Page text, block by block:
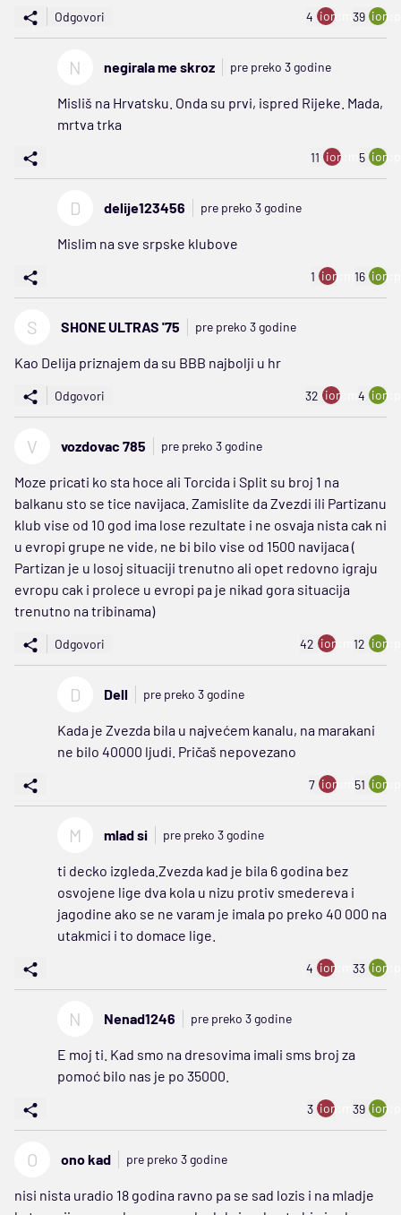
Odgovori 4 ion:minus
39
N negirala me skroz pre preko 3 godine
Misliš na Hrvatsku. Onda su prvi, ispred Rijeke. Mada,
mrtva trka
11 ion:minus
5
D delije123456 pre preko 3 godine
Mislim na sve srpske klubove
1 ion:minus
16
S SHONE ULTRAS '75 pre preko 3 godine
Kao Delija priznajem da su BBB najbolji u hr
Odgovori 32 ion:minus
4
V vozdovac 785 pre preko 3 godine
Moze pricati ko sta hoce ali Torcida i Split su broj 1 na
balkanu sto se tice navijaca. Zamislite da Zvezdi ili Partizanu
klub vise od 10 god ima lose rezultate i ne osvaja nista cak ni
u evropi grupe ne vide, ne bi bilo vise od 1500 navijaca (
Partizan je u losoj situaciji trenutno ali opet redovno igraju
evropu cak i prolece u evropi pa je nikad gora situacija
trenutno na tribinama)
Odgovori 42 ion:minus
12
D Dell pre preko 3 godine
Kada je Zvezda bila u najvećem kanalu, na marakani
ne bilo 40000 ljudi. Pričaš nepovezano
7 ion:minus
51
M mlad si pre preko 3 godine
ti decko izgleda.Zvezda kad je bila 6 godina bez
osvojene lige dva kola u nizu protiv smedereva i
jagodine ako se ne varam je imala po preko 40 000 na
utakmici i to domace lige.
4 ion:minus
33
N Nenad1246 pre preko 3 godine
E moj ti. Kad smo na dresovima imali sms broj za
pomoć bilo nas je po 35000.
3 ion:minus
39
O ono kad pre preko 3 godine
nisi nista uradio 18 godina ravno pa se sad lozis i na mladje